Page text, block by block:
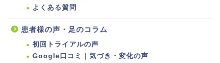
よくある質問
患者様の声・足のコラム
初回トライアルの声
Google口コミ｜気づき・変化の声